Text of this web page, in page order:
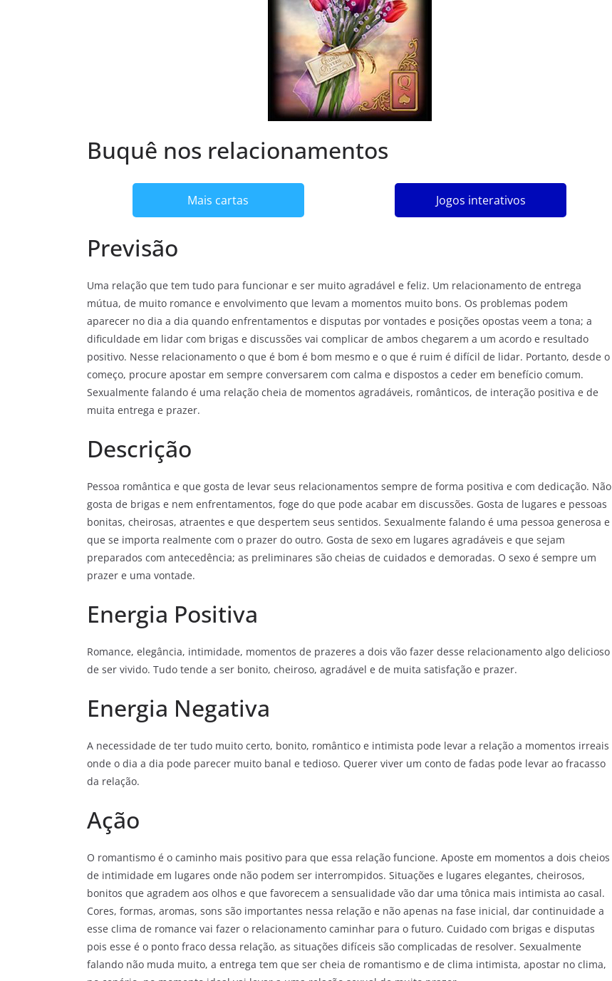
Buquê nos relacionamentos
Mais cartas Jogos interativos
Previsão
Uma relação que tem tudo para funcionar e ser muito agradável e feliz. Um relacionamento de entrega
mútua, de muito romance e envolvimento que levam a momentos muito bons. Os problemas podem
aparecer no dia a dia quando enfrentamentos e disputas por vontades e posições opostas veem a tona; a
dificuldade em lidar com brigas e discussões vai complicar de ambos chegarem a um acordo e resultado
positivo. Nesse relacionamento o que é bom é bom mesmo e o que é ruim é difícil de lidar. Portanto, desde o
começo, procure apostar em sempre conversarem com calma e dispostos a ceder em benefício comum.
Sexualmente falando é uma relação cheia de momentos agradáveis, românticos, de interação positiva e de
muita entrega e prazer.
Descrição
Pessoa romântica e que gosta de levar seus relacionamentos sempre de forma positiva e com dedicação. Não
gosta de brigas e nem enfrentamentos, foge do que pode acabar em discussões. Gosta de lugares e pessoas
bonitas, cheirosas, atraentes e que despertem seus sentidos. Sexualmente falando é uma pessoa generosa e
que se importa realmente com o prazer do outro. Gosta de sexo em lugares agradáveis e que sejam
preparados com antecedência; as preliminares são cheias de cuidados e demoradas. O sexo é sempre um
prazer e uma vontade.
Energia Positiva
Romance, elegância, intimidade, momentos de prazeres a dois vão fazer desse relacionamento algo delicioso
de ser vivido. Tudo tende a ser bonito, cheiroso, agradável e de muita satisfação e prazer.
Energia Negativa
A necessidade de ter tudo muito certo, bonito, romântico e intimista pode levar a relação a momentos irreais
onde o dia a dia pode parecer muito banal e tedioso. Querer viver um conto de fadas pode levar ao fracasso
da relação.
Ação
O romantismo é o caminho mais positivo para que essa relação funcione. Aposte em momentos a dois cheios
de intimidade em lugares onde não podem ser interrompidos. Situações e lugares elegantes, cheirosos,
bonitos que agradem aos olhos e que favorecem a sensualidade vão dar uma tônica mais intimista ao casal.
Cores, formas, aromas, sons são importantes nessa relação e não apenas na fase inicial, dar continuidade a
esse clima de romance vai fazer o relacionamento caminhar para o futuro. Cuidado com brigas e disputas
pois esse é o ponto fraco dessa relação, as situações difíceis são complicadas de resolver. Sexualmente
falando não muda muito, a entrega tem que ser cheia de romantismo e de clima intimista, apostar no clima,